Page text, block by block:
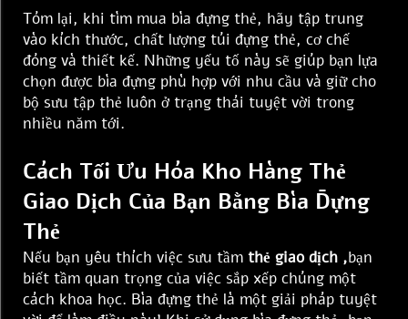
Tóm lại, khi tìm mua bìa đựng thẻ, hãy tập trung
vào kích thước, chất lượng túi đựng thẻ, cơ chế
đóng và thiết kế. Những yếu tố này sẽ giúp bạn lựa
chọn được bìa đựng phù hợp với nhu cầu và giữ cho
bộ sưu tập thẻ luôn ở trạng thái tuyệt vời trong
nhiều năm tới.
Cách Tối Ưu Hóa Kho Hàng Thẻ
Giao Dịch Của Bạn Bằng Bìa Đựng
Thẻ
Nếu bạn yêu thích việc sưu tầm thẻ giao dịch ,bạn
biết tầm quan trọng của việc sắp xếp chúng một
cách khoa học. Bìa đựng thẻ là một giải pháp tuyệt